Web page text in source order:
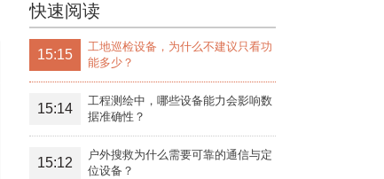
快速阅读
15:15
工地巡检设备，为什么不建议只看功
能多少？
15:14
工程测绘中，哪些设备能力会影响数
据准确性？
15:12
户外搜救为什么需要可靠的通信与定
位设备？